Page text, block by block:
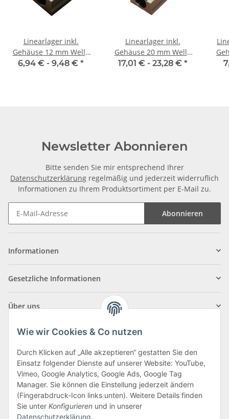
Linearlager inkl.
Gehäuse 12 mm Welle
SMA
6,94 € - 9,48 € *
Linearlager inkl.
Gehäuse 20 mm Welle
SMA-L
17,01 € - 23,28 € *
Newsletter Abonnieren
Bitte senden Sie mir entsprechend Ihrer
Datenschutzerklärung regelmäßig und jederzeit widerruflich
Informationen zu Ihrem Produktsortiment per E-Mail zu.
Abonnieren
Informationen
Gesetzliche Informationen
Über uns
Klagenfurter Straße 29
9556 Liebenfels
Montag bis Donnerstag: 8:00 bis 16:30 Uhr
Freitag: 8:00 bis 12:00 Uhr
Wie wir Cookies & Co nutzen
Durch Klicken auf „Alle akzeptieren“ gestatten Sie den
Einsatz folgender Dienste auf unserer Website: YouTube,
Vimeo, Google Analytics, Google Ads, Google Tag
Manager. Sie können die Einstellung jederzeit ändern
(Fingerabdruck-Icon links unten). Weitere Details finden
Sie unter Konfigurieren und in unserer
Datenschutzerklärung.